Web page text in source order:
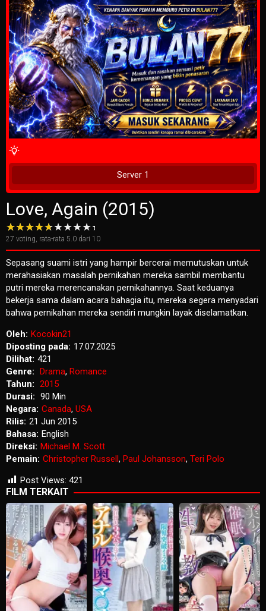
4 Wait Time
Server 1
Love, Again (2015)
27 voting, rata-rata 5.0 dari 10
Sepasang suami istri yang hampir bercerai memutuskan untuk
merahasiakan masalah pernikahan mereka sambil membantu
putri mereka merencanakan pernikahannya. Saat keduanya
bekerja sama dalam acara bahagia itu, mereka segera menyadari
bahwa pernikahan mereka sendiri mungkin layak diselamatkan.
Oleh: Kocokin21
Diposting pada: 17.07.2025
Dilihat: 421
Genre:
Drama, Romance
Tahun: 2015
Durasi: 90 Min
Negara: Canada, USA
Rilis: 21 Jun 2015
Bahasa: English
Direksi: Michael M. Scott
Pemain: Christopher Russell , Paul Johansson, Teri Polo
Post Views: 421
FILM TERKAIT